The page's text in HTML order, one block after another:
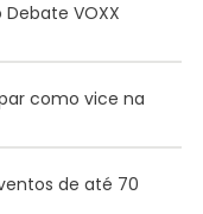
VOXX
como vice na
de até 70